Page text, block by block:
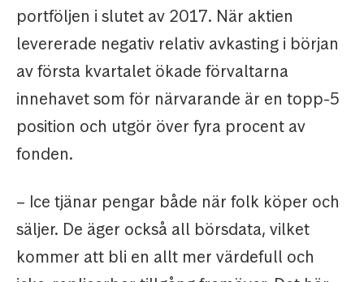
portföljen i slutet av 2017. När aktien
levererade negativ relativ avkasting i början
av första kvartalet ökade förvaltarna
innehavet som för närvarande är en topp-5
position och utgör över fyra procent av
fonden.
– Ice tjänar pengar både när folk köper och
säljer. De äger också all börsdata, vilket
kommer att bli en allt mer värdefull och